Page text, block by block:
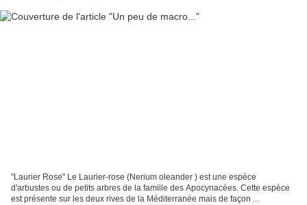
"Laurier Rose" Le Laurier-rose (Nerium oleander ) est une espèce
d'arbustes ou de petits arbres de la famille des Apocynacées. Cette espèce
est présente sur les deux rives de la Méditerranée mais de façon ...